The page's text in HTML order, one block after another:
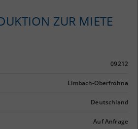
ZUR MIETE
09212
Limbach-Oberfrohna
Deutschland
Auf Anfrage